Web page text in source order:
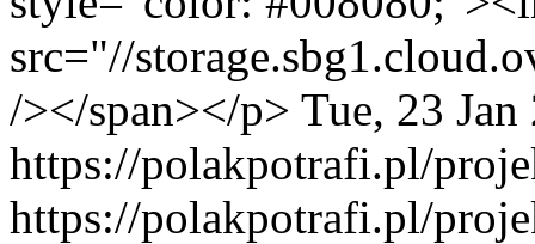
src="//
/></span></p> Tue, 23
https://polakpotrafi.pl/
https://polakpotrafi.pl/